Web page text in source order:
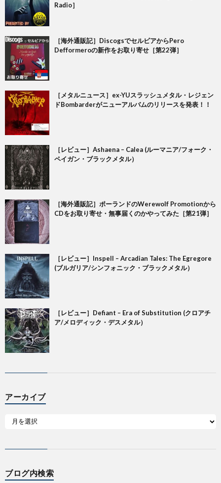
Radio］
［海外通販記］DiscogsでセルビアからPero
Defformeroの新作をお取り寄せ［第22弾］
［メタルニュース］ex-YUスラッシュメタル・レジェン
ドBombarderがニューアルバムのリリースを発表！！
［レビュー］Ashaena – Calea (ルーマニア/フォーク・
ペイガン・ブラックメタル）
［海外通販記］ポーランドのWerewolf Promotionから
CDをお取り寄せ・無事届くのかやってみた［第21弾］
［レビュー］Inspell – Arcadian Tales: The Egregore
(ブルガリア/シンフォニック・ブラックメタル）
［レビュー］Defiant – Era of Substitution (クロアチ
ア/メロディック・デスメタル）
アーカイブ
ブログ内検索